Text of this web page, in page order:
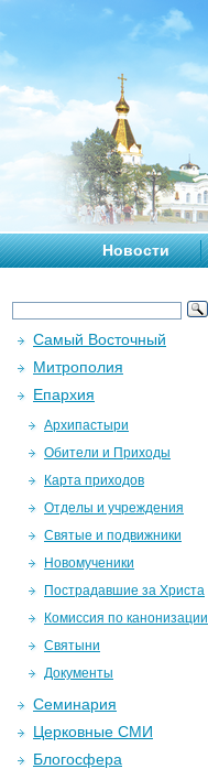
Новости
Самый Восточный
Митрополия
Епархия
Архипастыри
Обители и Приходы
Карта приходов
Отделы и учреждения
Святые и подвижники
Новомученики
Пострадавшие за Христа
Комиссия по канонизации
Святыни
Документы
Семинария
Церковные СМИ
Блогосфера